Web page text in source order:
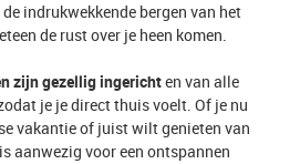
indrukwekkende bergen van het
de rust over je heen komen.
zijn gezellig ingerichten van alle
je je direct thuis voelt. Of je nu
vakantie of juist wilt genieten van
aanwezig voor een ontspannen